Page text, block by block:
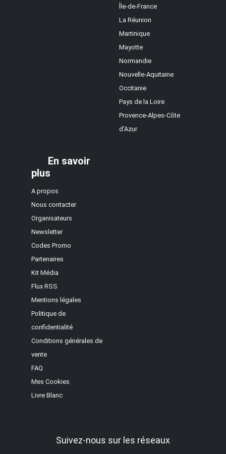
Île-de-France
La Réunion
Martinique
Mayotte
Normandie
Nouvelle-Aquitaine
Occitanie
Pays de la Loire
Provence-Alpes-Côte
d'Azur
En savoir
plus
A propos
Nous contacter
Organisateurs
Newsletter
Codes Promo
Partenaires
Kit Média
Flux RSS
Mentions légales
Politique de
confidentialité
Conditions générales de
vente
FAQ
Mes Cookies
Livre Blanc
Suivez-nous sur les réseaux